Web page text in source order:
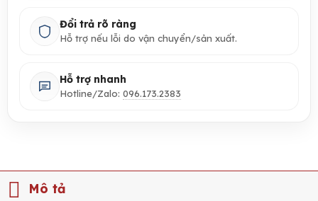
Đổi trả rõ ràng
Hỗ trợ nếu lỗi do vận chuyển/sản xuất.
Hỗ trợ nhanh
Hotline/Zalo: 096.173.2383
Mô tả